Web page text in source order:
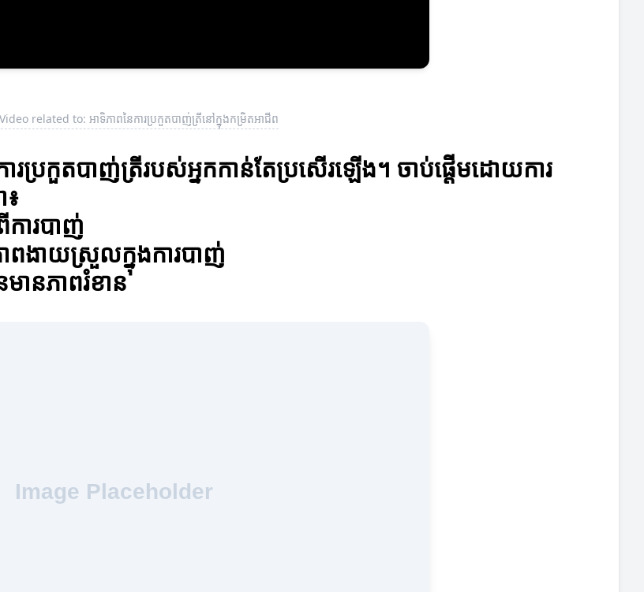
related to: អាទិភាពនៃការប្រកួតបាញ់ត្រីនៅក្នុងកម្រិតអាជីព
ការប្រកួតបាញ់ត្រីរបស់អ្នកកាន់តែប្រសើរឡើង។ ចាប់ផ្តើមដោយការ
៖
ារ​បាញ់
ាពងាយស្រួលក្នុងការបាញ់
ានភាពរំខាន